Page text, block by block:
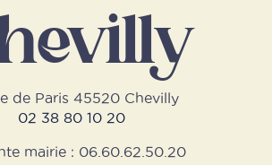
de Paris 45520 Chevilly
02 38 80 10 20
mairie : 06.60.62.50.20